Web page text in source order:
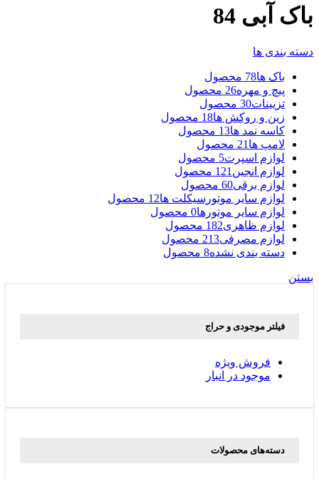
باک آبی 84
دسته بندی ها
باک ها78 محصول
پیچ و مهره26 محصول
تزیینات30 محصول
زین و روکش ها18 محصول
کاسه نمد ها13 محصول
لامپ ها 21 محصول
لوازم اسپرت5 محصول
لوازم انجین 121 محصول
لوازم برقی60 محصول
لوازم سایر موتورسیکلت ها12 محصول
لوازم سایر موتورها0 محصول
لوازم ظاهری182 محصول
لوازم مصرفی213 محصول
دسته بندی نشده8 محصول
بستن
فیلتر موجودی و حراج
فروش ویژه
موجود در انبار
دسته‌های محصولات